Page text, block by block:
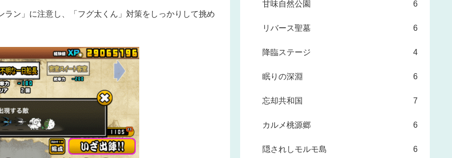
ン」に注意し、「フグ太くん」対策をしっかりして挑め
甘味自然公園 6
リバース聖墓 6
降臨ステージ 4
眠りの深淵 6
忘却共和国 7
カルメ桃源郷 6
隠されしモルモ島 6